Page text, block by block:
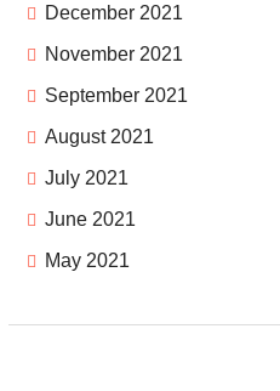
December 2021
November 2021
September 2021
August 2021
July 2021
June 2021
May 2021